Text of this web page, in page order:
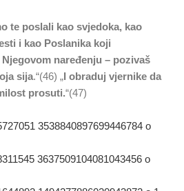
te poslali kao svjedoka, kao
i kao Poslanika koji
Njegovom naređenju – pozivaš
sija.“(46) „I obraduj vjernike da
prosuti.“(47)